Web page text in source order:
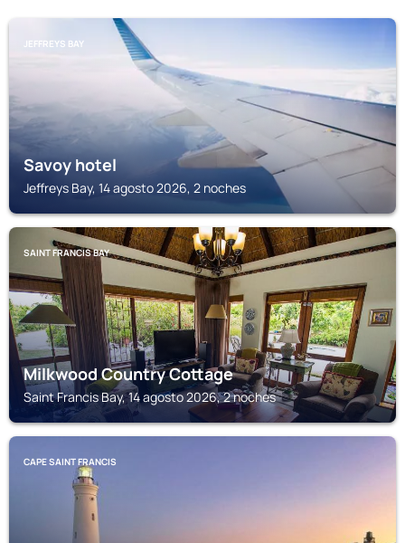
JEFFREYS BAY
Savoy hotel
Jeffreys Bay, 14 agosto 2026, 2 noches
SAINT FRANCIS BAY
Milkwood Country Cottage
Saint Francis Bay, 14 agosto 2026, 2 noches
CAPE SAINT FRANCIS